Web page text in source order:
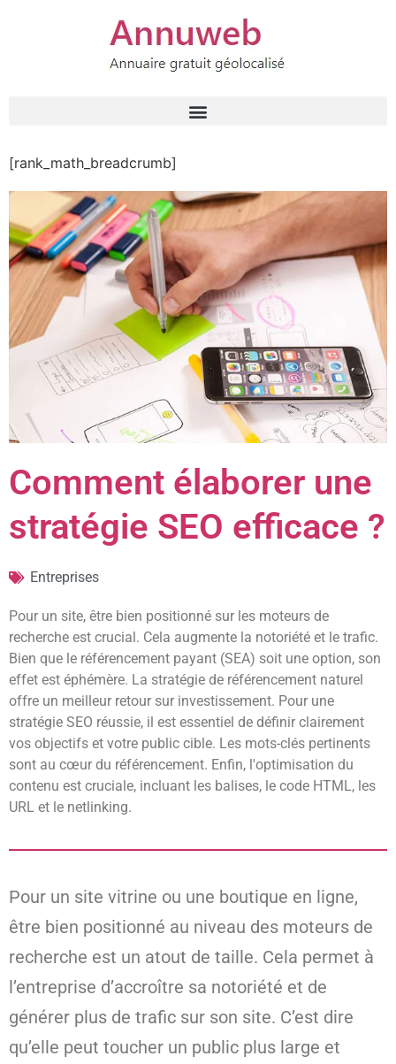
[rank_math_breadcrumb]
Comment élaborer une
stratégie SEO efficace ?
Entreprises
Pour un site, être bien positionné sur les moteurs de
recherche est crucial. Cela augmente la notoriété et le trafic.
Bien que le référencement payant (SEA) soit une option, son
effet est éphémère. La stratégie de référencement naturel
offre un meilleur retour sur investissement. Pour une
stratégie SEO réussie, il est essentiel de définir clairement
vos objectifs et votre public cible. Les mots-clés pertinents
sont au cœur du référencement. Enfin, l'optimisation du
contenu est cruciale, incluant les balises, le code HTML, les
URL et le netlinking.
Pour un site vitrine ou une boutique en ligne,
être bien positionné au niveau des moteurs de
recherche est un atout de taille. Cela permet à
l’entreprise d’accroître sa notoriété et de
générer plus de trafic sur son site. C’est dire
qu’elle peut toucher un public plus large et